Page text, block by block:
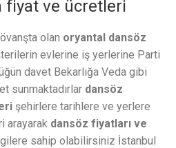
fiyat ve ücretleri
olan oryantal dansöz
evlerine iş yerlerine Parti
davet Bekarlığa Veda gibi
sunmaktadırlar dansöz
şehirlere tarihlere ve yerlere
arayarak dansöz fiyatları ve
sahip olabilirsiniz İstanbul